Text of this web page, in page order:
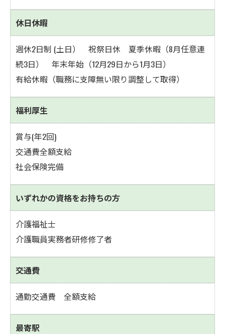
休日休暇
週休2日制 (土日） 祝祭日休 夏季休暇（8月任意連
続3日） 年末年始（12月29日から1月3日）
有給休暇（職務に支障無い限り調整して取得）
福利厚生
賞与(年2回)
交通費全額支給
社会保険完備
いずれかの資格をお持ちの方
介護福祉士
介護職員実務者研修修了者
交通費
通勤交通費 全額支給
最寄駅